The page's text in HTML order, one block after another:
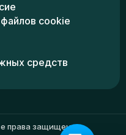
cookie
средств
права защищены.